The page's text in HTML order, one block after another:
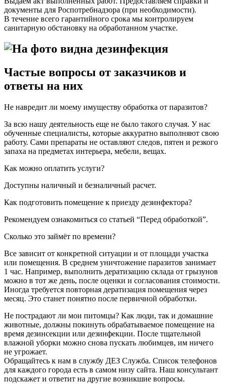
документы для Роспотребнадзора (при необходимости).
В течение всего гарантийного срока мы контролируем
санитарную обстановку на обработанном участке.
Частые вопросы от заказчиков и
ответы на них
Не навредит ли моему имуществу обработка от паразитов?
За всю нашу деятельность еще не было такого случая. У нас
обученные специалисты, которые аккуратно выполняют свою
работу. Сами препараты не оставляют следов, пятен и резкого
запаха на предметах интерьера, мебели, вещах.
Как можно оплатить услуги?
Доступны наличный и безналичный расчет.
Как подготовить помещение к приезду дезинфектора?
Рекомендуем ознакомиться со статьей “Перед обработкой”.
Сколько это займёт по времени?
Все зависит от конкретной ситуации и от площади участка
или помещения. В среднем уничтожение паразитов занимает
1 час. Например, выполнить дератизацию склада от грызунов
можно в тот же день, после оценки и согласования стоимости.
Иногда требуется повторная дератизация помещения через
месяц. Это станет понятно после первичной обработки.
Не пострадают ли мои питомцы? Как люди, так и домашние
животные, должны покинуть обрабатываемое помещение на
время дезинсекции или дезинфекции. После тщательной
влажной уборки можно снова пускать любимцев, им ничего
не угрожает.
Обращайтесь к нам в службу ДЕЗ Служба. Список телефонов
для каждого города есть в самом низу сайта. Наш консультант
подскажет и ответит на другие возникшие вопросы.